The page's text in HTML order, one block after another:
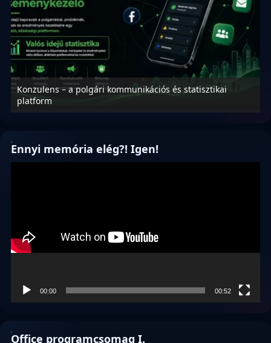
Konzulens – a polgári kommunikációs és statisztikai
platform
Ennyi memória elég?! Igen!
00:00 00:52
Office programcsomag I.